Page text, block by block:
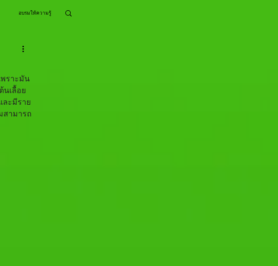
อบรมให้ความรู้
ราะมัน
นเลื้อย
ละมีราย
สามารถ